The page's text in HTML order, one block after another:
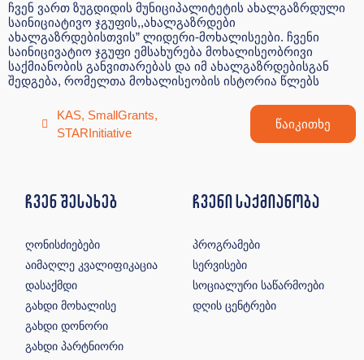
ჩვენ ვართ ზუგდიდის მუნიციპალიტეტის ახალგაზრდული
საინიციატივო ჯგუფის,,ახალგაზრდები
ახალგაზრდებისთვის” ლიდერი-მოხალისეები. ჩვენი
საინიცივატიო ჯგუფი ემსახურება მოხალისეობრივი
საქმიანობის განვითარებას და იმ ახალგაზრდებისგან
შედგება, რომელთა მოხალისეობის ისტორია წლებს
KAS, SmallGrants,
STARInitiative
წაიკითხე
ჩვენ შესახებ
ღონისძიებები
აიმაღლე კვალიფიკაცია
დასაქმდი
გახდი მოხალისე
გახდი დონორი
გახდი პარტნიორი
ჩვენი საქმიანობა
პროგრამები
სერვისები
სოციალური საწარმოები
დღის ცენტრები